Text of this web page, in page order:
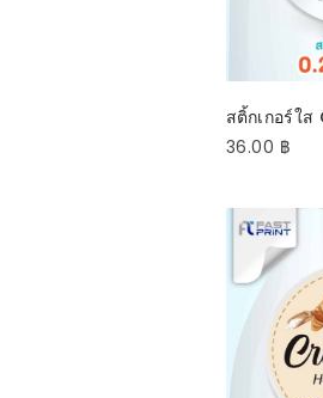
สติ้กเกอร์ใ
36.00 ฿